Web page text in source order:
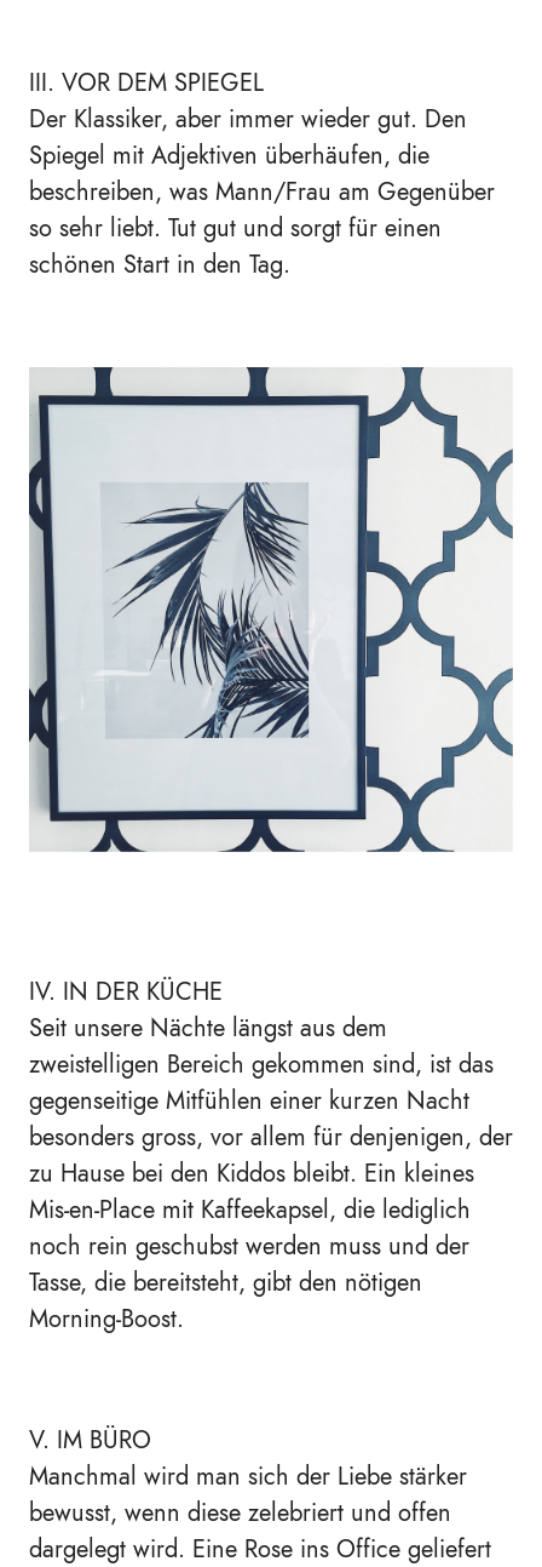
III. VOR DEM SPIEGEL
Der Klassiker, aber immer wieder gut. Den
Spiegel mit Adjektiven überhäufen, die
beschreiben, was Mann/Frau am Gegenüber
so sehr liebt. Tut gut und sorgt für einen
schönen Start in den Tag.
IV. IN DER KÜCHE
Seit unsere Nächte längst aus dem
zweistelligen Bereich gekommen sind, ist das
gegenseitige Mitfühlen einer kurzen Nacht
besonders gross, vor allem für denjenigen, der
zu Hause bei den Kiddos bleibt. Ein kleines
Mis-en-Place mit Kaffeekapsel, die lediglich
noch rein geschubst werden muss und der
Tasse, die bereitsteht, gibt den nötigen
Morning-Boost.
V. IM BÜRO
Manchmal wird man sich der Liebe stärker
bewusst, wenn diese zelebriert und offen
dargelegt wird. Eine Rose ins Office geliefert